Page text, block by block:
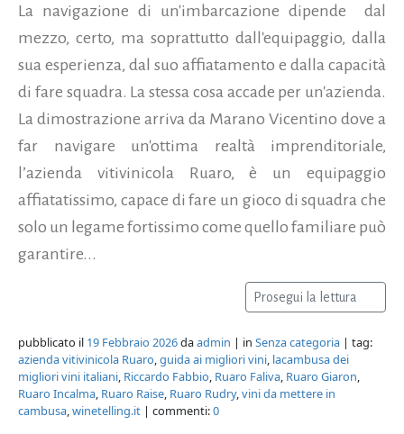
La navigazione di un'imbarcazione dipende dal
mezzo, certo, ma soprattutto dall'equipaggio, dalla
sua esperienza, dal suo affiatamento e dalla capacità
di fare squadra. La stessa cosa accade per un'azienda.
La dimostrazione arriva da Marano Vicentino dove a
far navigare un'ottima realtà imprenditoriale,
l’azienda vitivinicola Ruaro, è un equipaggio
affiatatissimo, capace di fare un gioco di squadra che
solo un legame fortissimo come quello familiare può
garantire...
Prosegui la lettura
pubblicato il 19 Febbraio 2026daadmin | in Senza categoria | tag:
azienda vitivinicola Ruaro,guida ai migliori vini, lacambusa dei
migliori vini italiani, Riccardo Fabbio, Ruaro Faliva, Ruaro Giaron,
Ruaro Incalma, Ruaro Raise, Ruaro Rudry,vini da mettere in
cambusa,winetelling.it | commenti:0